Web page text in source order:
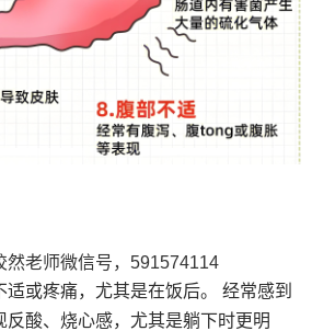
然老师微信号，591574114
或疼痛，尤其是在饭后。 经常感到
反酸、烧心感，尤其是躺下时更明